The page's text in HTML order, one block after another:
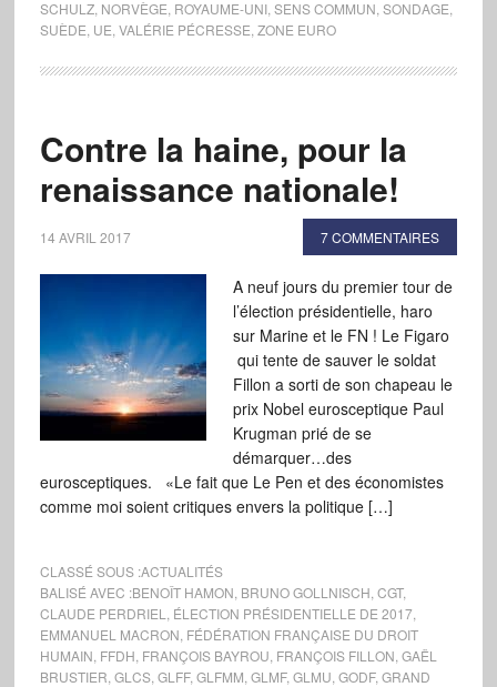
SCHULZ, NORVÈGE ROYAUME-UNI, SENS COMMUN SONDAGE
SUÈDE UE VALÉRIE PÉCRESSE ZONE EURO
Contre la haine, pour la
renaissance nationale!
14 AVRIL 2017 7 COMMENTAIRES
A neuf jours du premier tour de
l’élection présidentielle, haro
sur Marine et le FN ! Le Figaro
qui tente de sauver le soldat
Fillon a sorti de son chapeau le
prix Nobel eurosceptique Paul
Krugman prié de se
démarquer…des
eurosceptiques. «Le fait que Le Pen et des économistes
comme moi soient critiques envers la politique […]
CLASSÉ SOUS :ACTUALITÉS
BALISÉ AVEC :BENOÎT HAMON BRUNO GOLLNISCH CGT,
CLAUDE PERDRIEL
ÉLECTION PRÉSIDENTIELLE DE 2017,
EMMANUEL MACRON FÉDÉRATION FRANÇAISE DU DROIT
HUMAIN FFDH FRANÇOIS BAYROU FRANÇOIS FILLON GAËL
BRUSTIER GLCS, GLFF, GLFMM GLMF, GLMU GODF, GRAND